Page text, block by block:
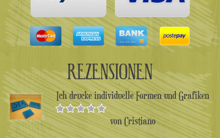
REZENSIONEN
Ich drucke individuelle Formen und Grafiken
Bewertet
mit5 von 5
von Cristiano